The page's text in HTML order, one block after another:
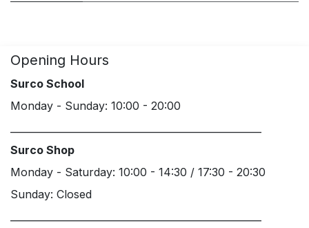
Opening Hours
Surco School
Monday - Sunday: 10:00 - 20:00
Surco Shop
Monday - Saturday: 10:00 - 14:30 / 17:30 - 20:30
Sunday: Closed